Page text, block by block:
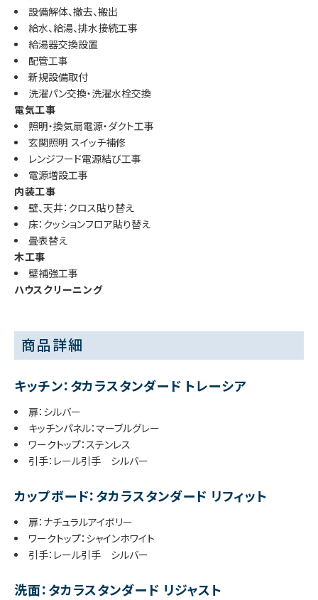
設備解体、撤去、搬出
給水、給湯、排水接続工事
給湯器交換設置
配管工事
新規設備取付
洗濯パン交換・洗濯水栓交換
電気工事
照明・換気扇電源・ダクト工事
玄関照明 スイッチ補修
レンジフード電源結び工事
電源増設工事
内装工事
壁、天井：クロス貼り替え
床：クッションフロア貼り替え
畳表替え
木工事
壁補強工事
ハウスクリーニング
商品詳細
キッチン：タカラスタンダード トレーシア
扉：シルバー
キッチンパネル：マーブルグレー
ワークトップ：ステンレス
引手：レール引手 シルバー
カップボード：タカラスタンダード リフィット
扉：ナチュラルアイボリー
ワークトップ：シャインホワイト
引手：レール引手 シルバー
洗面：タカラスタンダード リジャスト